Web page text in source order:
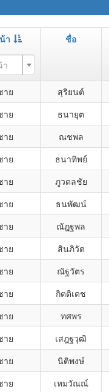
า ชื่อ
า
าย สุริยนต์
าย ธนายุต
าย ณชพล
าย ธนาทิพย์
าย ภูวดลชัย
าย ธนพัฒน์
าย ณัฎฐพล
าย สินภิวัต
าย ณัฐวัตร
าย กิตติเดช
าย ทศพร
าย เสฎฐวุฒิ
าย นิติพงษ์
าย เหมวัณณ์